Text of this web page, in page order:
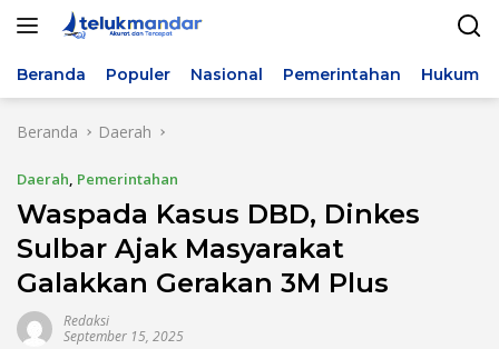
Beranda Populer Nasional Pemerintahan Hukum
Beranda Daerah
Daerah, Pemerintahan
Waspada Kasus DBD, Dinkes
Sulbar Ajak Masyarakat
Galakkan Gerakan 3M Plus
Redaksi
September 15, 2025